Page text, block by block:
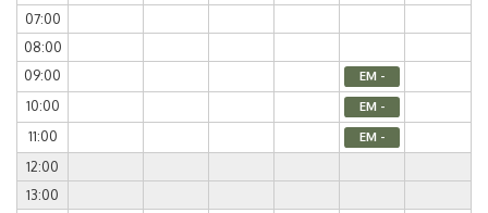
07:00
08:00
09:00
EM -
10:00 EM -
11:00 EM -
12:00
13:00